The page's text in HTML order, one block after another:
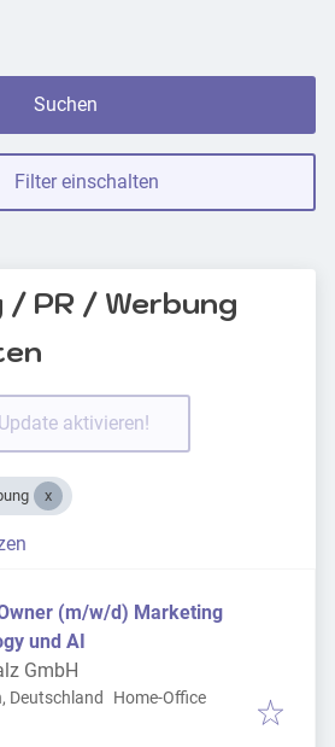
Suchen
Filter einschalten
/ PR / Werbung
aktivieren!
(m/w/d) Marketing
und AI
GmbH
Deutschland
Home-Office